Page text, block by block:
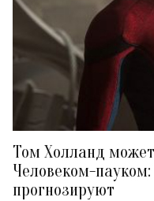
Том Холланд
Человеком-
прогнозируют